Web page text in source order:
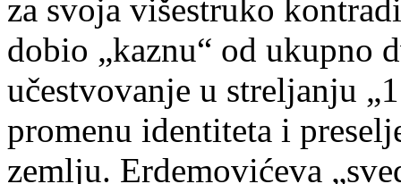
za svoja višestruko
dobio „kaznu“ od ukupno
učestvovanje u streljanju
promenu identiteta i
zemlju. Erdemovićeva